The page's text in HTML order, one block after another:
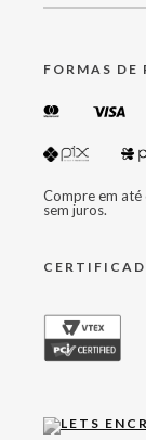
FORMAS DE
Compre em
sem juros.